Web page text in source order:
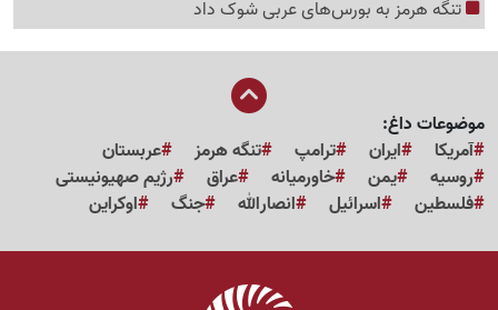
تنگه هرمز به بورس‌های عربی شوک داد
موضوعات داغ:
آمریکا
ایران ترامپ تنگه هرمز
عربستان
روسیه
یمن خاورمیانه عراق
رژیم صهیونیستی
فلسطین
اسرائیل انصارالله جنگ اوکراین